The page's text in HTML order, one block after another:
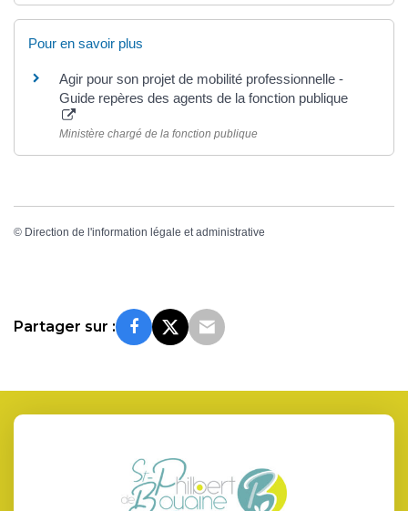
Pour en savoir plus
Agir pour son projet de mobilité professionnelle -
Guide repères des agents de la fonction publique
Ministère chargé de la fonction publique
© Direction de l'information légale et administrative
Partager sur :